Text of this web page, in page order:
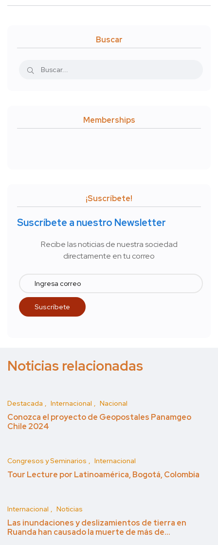
Buscar
Memberships
¡Suscríbete!
Suscríbete a nuestro Newsletter
Recibe las noticias de nuestra sociedad
directamente en tu correo
Noticias relacionadas
Destacada Internacional Nacional
Conozca el proyecto de Geopostales Panamgeo
Chile 2024
Congresos y Seminarios Internacional
Tour Lecture por Latinoamérica, Bogotá, Colombia
Internacional Noticias
Las inundaciones y deslizamientos de tierra en
Ruanda han causado la muerte de más de…